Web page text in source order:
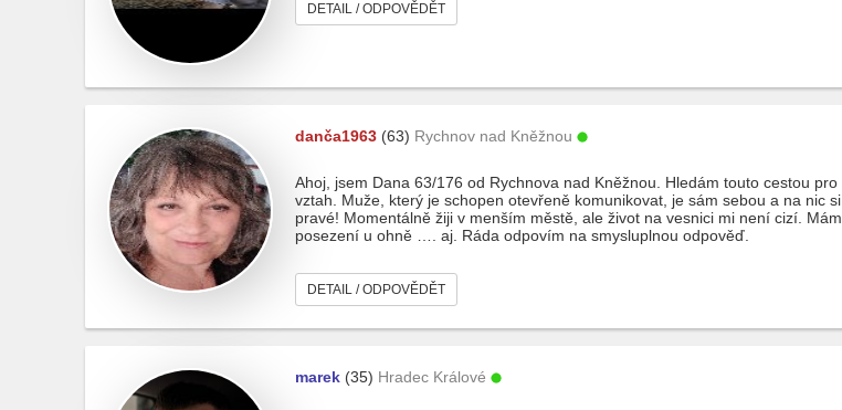
DETAIL / ODPOVĚDĚT
danča1963 (63) Rychnov nad Kněžnou
Ahoj, jsem Dana 63/176 od Rychnova nad Kněžnou. Hledám touto cestou
vztah. Muže, který je schopen otevřeně komunikovat, je sám sebou a na nic
pravé! Momentálně žiji v menším městě, ale život na vesnici mi není cizí.
posezení u ohně …. aj. Ráda odpovím na smysluplnou odpověď.
DETAIL / ODPOVĚDĚT
marek (35) Hradec Králové